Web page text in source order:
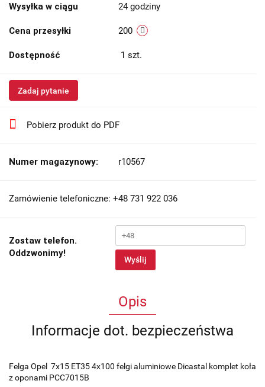
Wysyłka w ciągu 24 godziny
Cena przesyłki 200
Dostępność 1 szt.
Zadaj pytanie
Pobierz produkt do PDF
Numer magazynowy: r10567
Zamówienie telefoniczne: +48 731 922 036
Zostaw telefon.
Oddzwonimy!
Wyślij
Opis
Informacje dot. bezpieczeństwa
Felga Opel 7x15 ET35 4x100 felgi aluminiowe Dicastal komplet koła
z oponami PCC7015B